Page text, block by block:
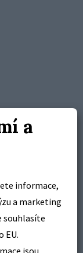
a
informace,
EU.